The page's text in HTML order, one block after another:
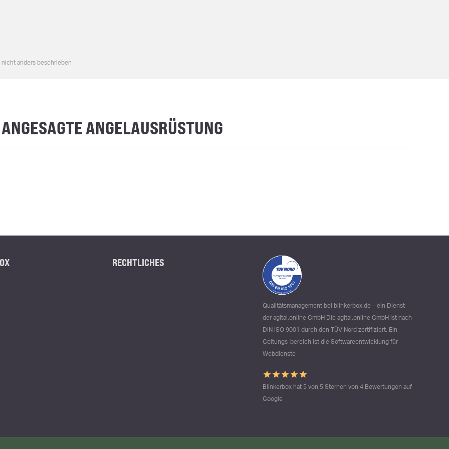
anders beschrieben
ANGESAGTE ANGELAUSRÜSTUNG
RECHTLICHES
Qualitätsmanagement bei blinkerbox.de – ein Dienst
der agital.online GmbH Die agital.online GmbH ist nach
DIN ISO 9001 durch den TÜV Nord zertifiziert. Ein
Geltungs-bereich ist die Softwareentwicklung für
Webdienste
Blinkerbox hat 5 von 5 Sternen von 4 Bewertungen auf
Google